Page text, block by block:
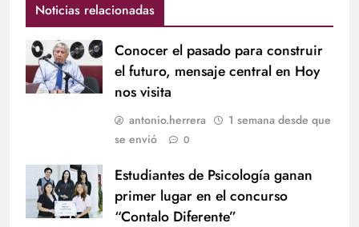
Noticias relacionadas
Conocer el pasado para construir
el futuro, mensaje central en Hoy
nos visita
antonio.herrera
1 semana desde que
se envió
0
Estudiantes de Psicología ganan
primer lugar en el concurso
“Contalo Diferente”